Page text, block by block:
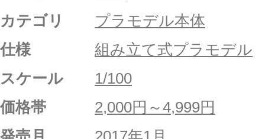
カテゴリ
プラモデル本体
仕様
組み立て式プラモデル
スケール
1/100
価格帯
2,000円～4,999円